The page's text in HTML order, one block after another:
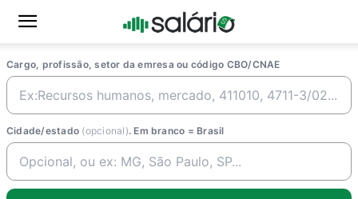
Cargo, profissão, setor da emresa ou código CBO/CNAE
Cidade/estado (opcional). Em branco = Brasil